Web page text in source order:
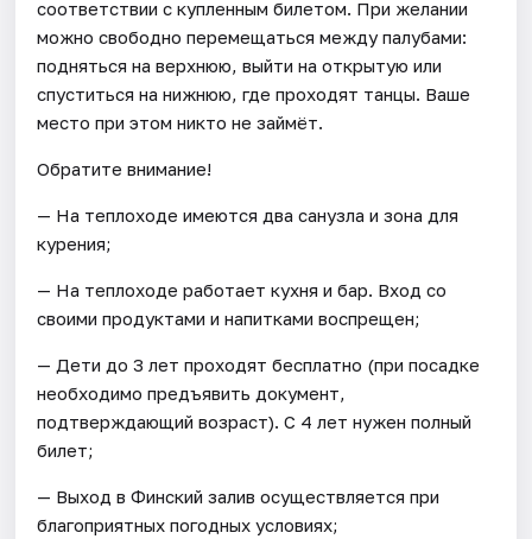
соответствии с купленным билетом. При желании
можно свободно перемещаться между палубами:
подняться на верхнюю, выйти на открытую или
спуститься на нижнюю, где проходят танцы. Ваше
место при этом никто не займёт.
Обратите внимание!
— На теплоходе имеются два санузла и зона для
курения;
— На теплоходе работает кухня и бар. Вход со
своими продуктами и напитками воспрещен;
— Дети до 3 лет проходят бесплатно (при посадке
необходимо предъявить документ,
подтверждающий возраст). С 4 лет нужен полный
билет;
— Выход в Финский залив осуществляется при
благоприятных погодных условиях;